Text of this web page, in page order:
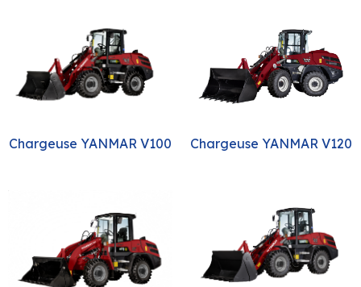
Chargeuse YANMAR V100 Chargeuse YANMAR V120